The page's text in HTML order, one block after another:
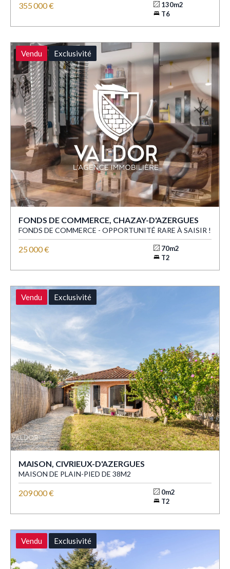
355 000 €
130m2
T6
Vendu Exclusivité
FONDS DE COMMERCE, CHAZAY-D'AZERGUES
FONDS DE COMMERCE - OPPORTUNITÉ RARE À SAISIR !
25 000 €
70m2
T2
Vendu Exclusivité
MAISON, CIVRIEUX-D'AZERGUES
MAISON DE PLAIN-PIED DE 38M2
209 000 €
0m2
T2
Vendu Exclusivité